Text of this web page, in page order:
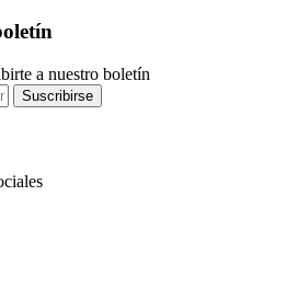
a nuestro boletín
Suscribirse